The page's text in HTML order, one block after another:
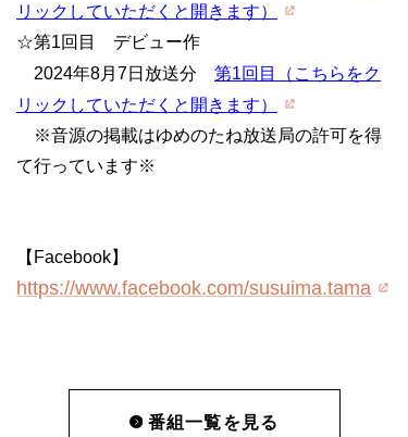
リックしていただくと開きます）
☆第1回目 デビュー作
2024年8月7日放送分 第1回目（こちらをク
リックしていただくと開きます）
※音源の掲載はゆめのたね放送局の許可を得
て行っています※
【Facebook】
https://www.facebook.com/susuima.tama
番組一覧を見る